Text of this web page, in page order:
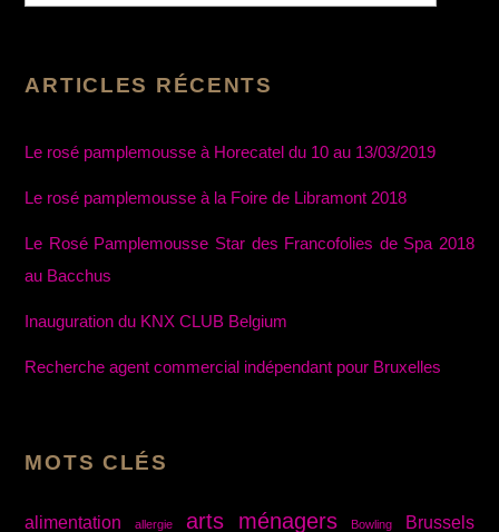
ARTICLES RÉCENTS
Le rosé pamplemousse à Horecatel du 10 au 13/03/2019
Le rosé pamplemousse à la Foire de Libramont 2018
Le Rosé Pamplemousse Star des Francofolies de Spa 2018
au Bacchus
Inauguration du KNX CLUB Belgium
Recherche agent commercial indépendant pour Bruxelles
MOTS CLÉS
alimentation allergie arts ménagers Bowling
Brussels